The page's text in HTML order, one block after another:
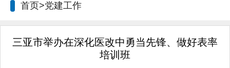
首页>党建工作
三亚市举办在深化医改中勇当先锋、做好表率
培训班